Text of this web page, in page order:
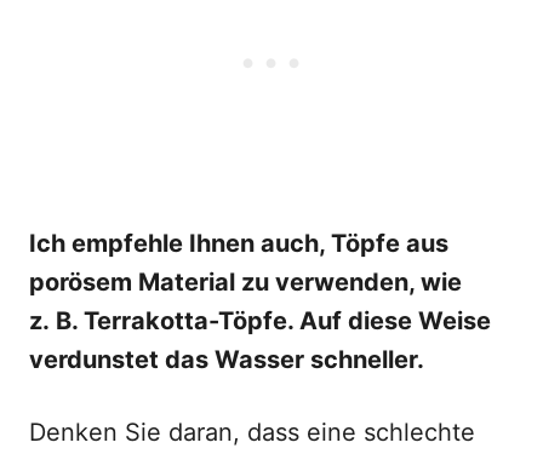
Ich empfehle Ihnen auch, Töpfe aus
porösem Material zu verwenden, wie
z. B. Terrakotta-Töpfe. Auf diese Weise
verdunstet das Wasser schneller.
Denken Sie daran, dass eine schlechte